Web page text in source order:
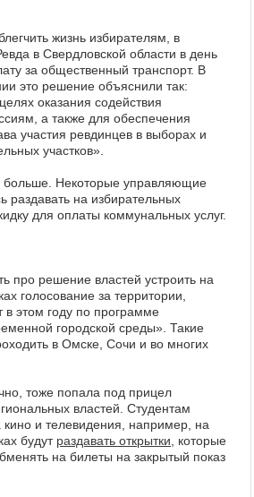
жизнь избирателям, в
в Свердловской области в день
за общественный транспорт. В
это решение объяснили так:
оказания содействия
а также для обеспечения
участия ревдинцев в выборах и
участков».
больше. Некоторые управляющие
раздавать на избирательных
для оплаты коммунальных услуг.
про решение властей устроить на
голосование за территории,
в этом году по программе
городской среды». Такие
в Омске, Сочи и во многих
тоже попала под прицел
властей. Студентам
кино и телевидения, например, на
будут раздавать открытки , которые
на билеты на закрытый показ